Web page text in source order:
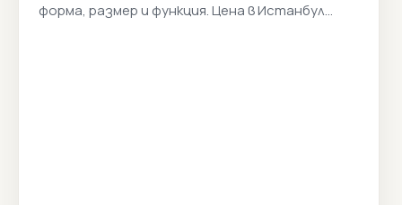
форма, размер и функция. Цена в Истанбул